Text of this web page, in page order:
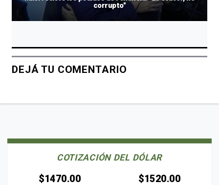
corrupto"
DEJÁ TU COMENTARIO
COTIZACIÓN DEL DÓLAR
$1470.00 $1520.00